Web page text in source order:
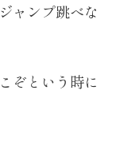
ャンプ跳べな
ぞという時に